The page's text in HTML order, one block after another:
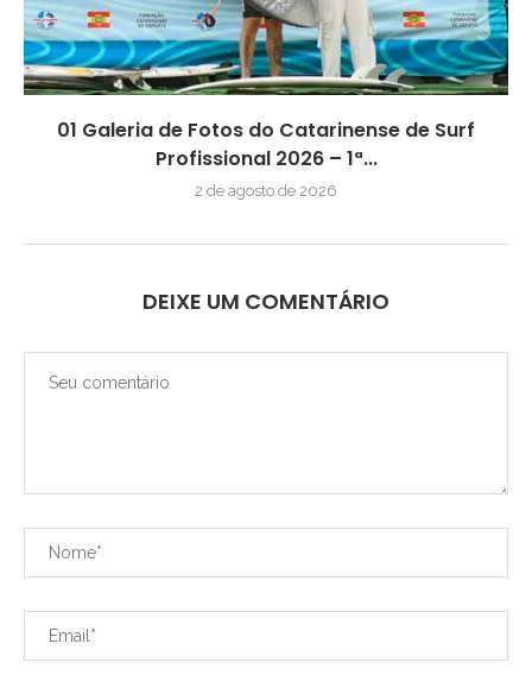
01 Galeria de Fotos do Catarinense de Surf
Profissional 2026 – 1ª...
2 de agosto de 2026
DEIXE UM COMENTÁRIO